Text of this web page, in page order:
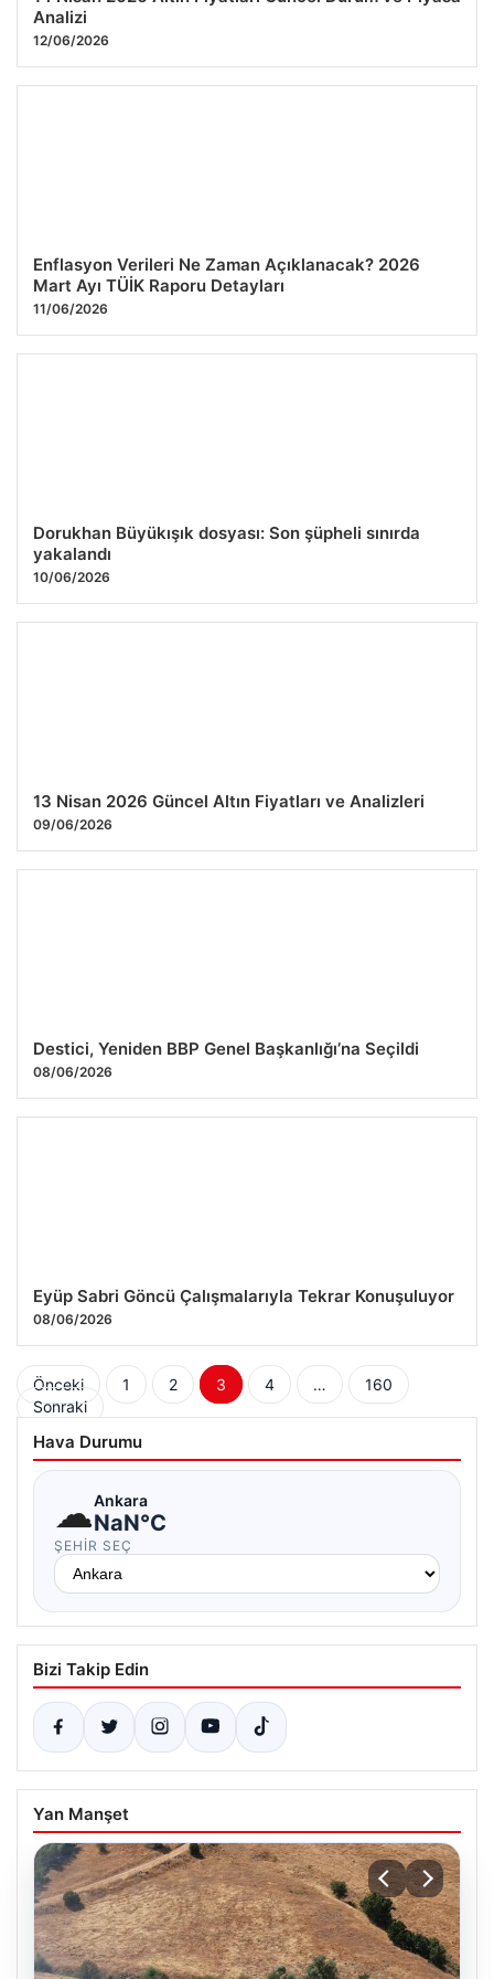
Analizi
12/06/2026
Enflasyon Verileri Ne Zaman Açıklanacak? 2026
Mart Ayı TÜİK Raporu Detayları
11/06/2026
Dorukhan Büyükışık dosyası: Son şüpheli sınırda
yakalandı
10/06/2026
13 Nisan 2026 Güncel Altın Fiyatları ve Analizleri
09/06/2026
Destici, Yeniden BBP Genel Başkanlığı’na Seçildi
08/06/2026
Eyüp Sabri Göncü Çalışmalarıyla Tekrar Konuşuluyor
08/06/2026
Yazı
sayfalaması
Önceki 1 2 3 4 …
160
Sonraki
Hava Durumu
☁Ankara
NaN°C
ŞEHIR SEÇ
Bizi Takip Edin
Yan Manşet